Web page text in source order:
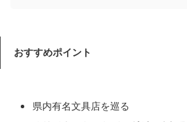
おすすめポイント
県内有名文具店を巡る